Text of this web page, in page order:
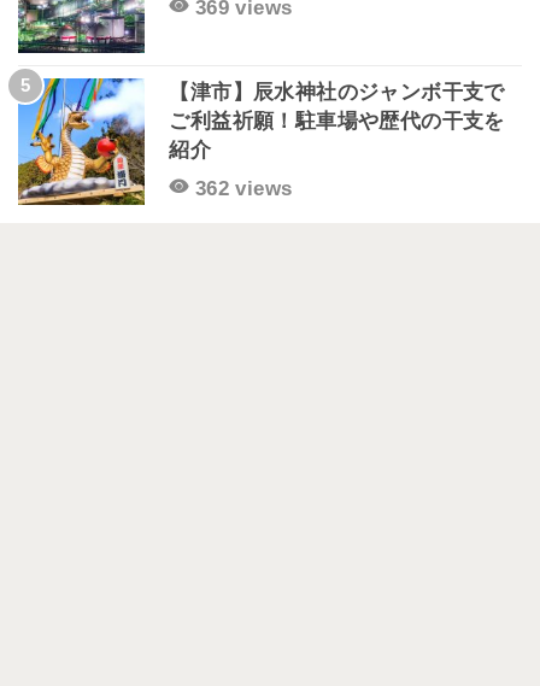
369 views
5
【津市】辰水神社のジャンボ干支で
ご利益祈願！駐車場や歴代の干支を
紹介
362 views